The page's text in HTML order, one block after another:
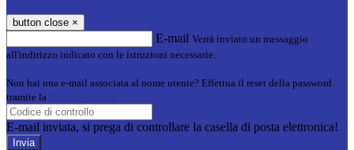
button close ×
E-mail Verrà inviato un messaggio
all'indirizzo indicato con le istruzioni necessarie.
Non hai una e-mail associata al nome utente? Effettua il reset della password
tramite la
E-mail inviata, si prega di controllare la casella di posta elettronica!